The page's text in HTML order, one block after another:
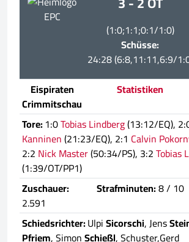
EPC
(1:0;1:1;0:1/1:0)
Schüsse:
24:28 (6:8,11:11,6:9/
Eispiraten
Crimmitschau
Statistiken
Tore:1:0Tobias Lindberg(13:12/EQ),
Kanninen(21:23/EQ), 2:1 Calvin
2:2 Nick Master(50:34/PS), 3:2Tobias
(1:39/OT/PP1)
Zuschauer:
2.591
Strafminuten:8 / 10
Schiedsrichter:UlpiSicorschi, Jens
Pfriem, SimonSchießl, Schuster,Gerd